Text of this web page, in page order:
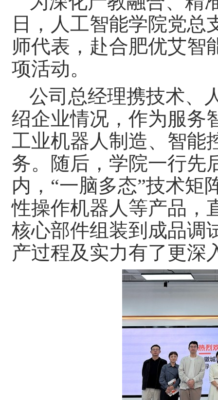
日，人工智能学院党总
师代表，赴合肥优艾智
项活动。
公司总经理携技术、
绍企业情况，作为服务
工业机器人制造、智能
务。随后，学院一行先
内，“一脑多态”技术矩
性操作机器人等产品，
核心部件组装到成品调
产过程及实力有了更深